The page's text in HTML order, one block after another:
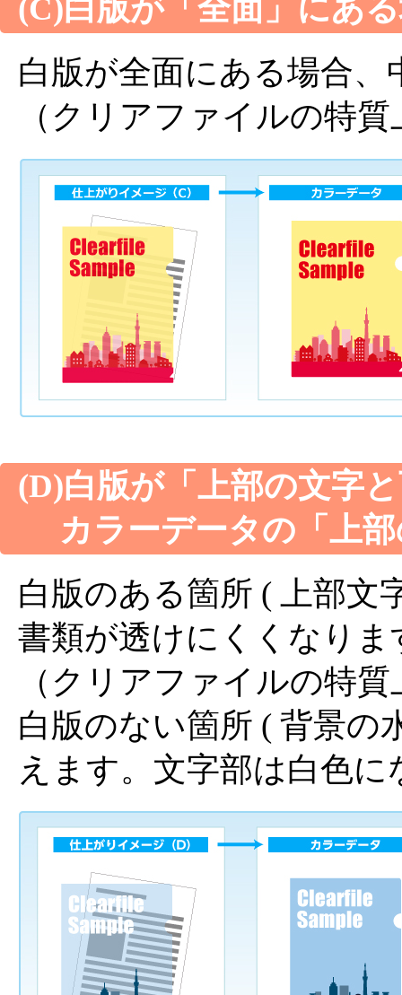
(C)白版が「全面」にあ
白版が全面にある場合
（クリアファイルの特
(D)白版が「上部の文字
カラーデータの「上部
白版のある箇所 ( 上部文
書類が透けにくくなりま
（クリアファイルの特
白版のない箇所 ( 背景の
えます。文字部は白色に